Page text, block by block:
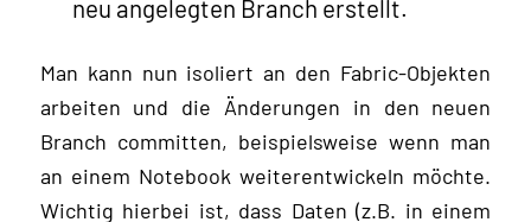
neu angelegten Branch erstellt.
Man kann nun isoliert an den Fabric-Objekten
arbeiten und die Änderungen in den neuen
Branch committen, beispielsweise wenn man
an einem Notebook weiterentwickeln möchte.
Wichtig hierbei ist, dass Daten (z.B. in einem